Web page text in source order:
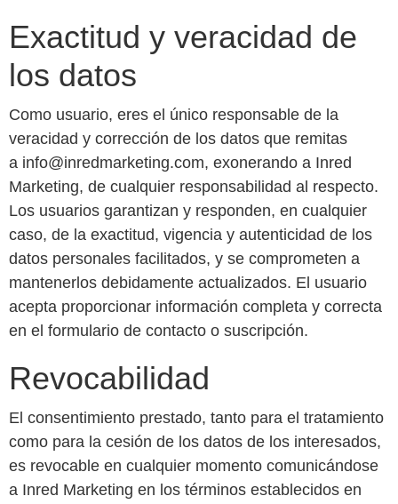
Exactitud y veracidad de
los datos
Como usuario, eres el único responsable de la
veracidad y corrección de los datos que remitas
a info@inredmarketing.com, exonerando a Inred
Marketing, de cualquier responsabilidad al respecto.
Los usuarios garantizan y responden, en cualquier
caso, de la exactitud, vigencia y autenticidad de los
datos personales facilitados, y se comprometen a
mantenerlos debidamente actualizados. El usuario
acepta proporcionar información completa y correcta
en el formulario de contacto o suscripción.
Revocabilidad
El consentimiento prestado, tanto para el tratamiento
como para la cesión de los datos de los interesados,
es revocable en cualquier momento comunicándose
a Inred Marketing en los términos establecidos en